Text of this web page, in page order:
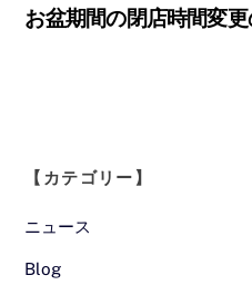
お盆期間の閉店時間変
【カテゴリー】
ニュース
Blog